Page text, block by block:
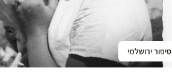
סיפור ירושלמי